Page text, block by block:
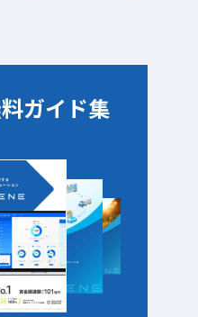
ガイド集​​